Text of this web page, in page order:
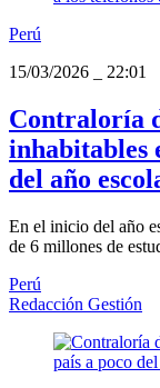
Perú
15/03/2026
22:01
Contraloría
inhabitables
del año
En el inicio del año
de 6 millones de
Perú
Redacción Gestión